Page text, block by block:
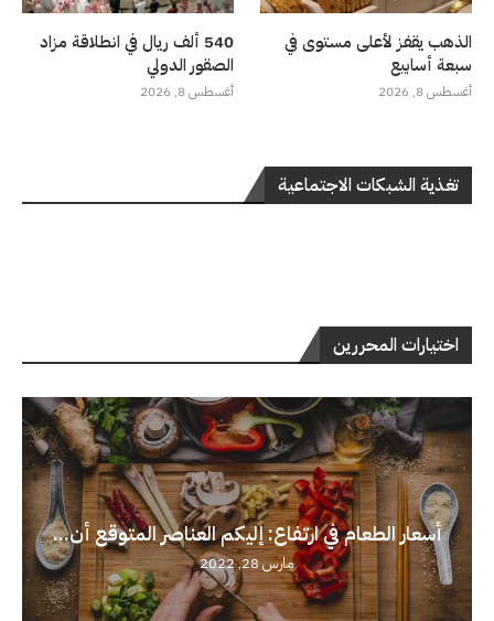
الذهب يقفز لأعلى مستوى في
سبعة أسابيع
أغسطس 8, 2026
540 ألف ريال في انطلاقة مزاد
الصقور الدولي
أغسطس 8, 2026
تغذية الشبكات الاجتماعية
اختيارات المحررين
أسعار الطعام في ارتفاع: إليكم العناصر المتوقع أن...
مارس 28, 2022